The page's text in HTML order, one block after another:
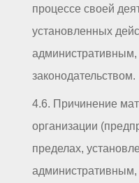
процессе своей
установленных
законодательством.
4.6. Причинение
организации
пределах,